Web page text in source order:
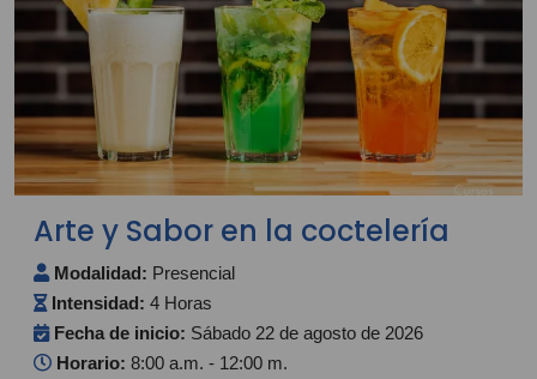
Arte y Sabor en la coctelería
Modalidad: Presencial
Intensidad: 4 Horas
Fecha de inicio: Sábado 22 de agosto de 2026
Horario: 8:00 a.m. - 12:00 m.